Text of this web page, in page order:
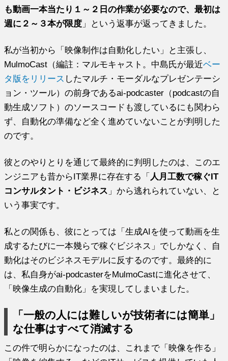
も動画一本当たり１～２日の作業が必要なので、最初は
週に２～３本が限度 」という返事が返ってきました。
私が当初から「映像制作は自動化したい」と主張し、
MulmoCast（編註：マルモキャスト。中島氏が最近ベー
タ版をリリース したマルチ・モーダルなプレゼンテーシ
ョン・ツール）の前身であるai-podcaster（podcastの自
動生成ソフト）のソースコードも渡しているにも関わら
ず、自動化の準備など全く進めていないことが判明した
のです。
彼とのやりとりを通じて最終的に判明したのは、このエ
ンジニアも昔からIT業界に存在する「 人月工数で稼ぐIT
コンサルタント・ビジネス 」から逃れられていない、と
いう事実です。
私との関係も、彼にとっては「生成AIを使って動画を生
成するたびに一本幾らで稼ぐビジネス」でしかなく、自
動化はそのビジネスモデルに反するのです。最終的に
は、私自身がai-podcasterをMulmoCastに進化させて、
「映像生成の自動化」を実現してしまいました。
「一般の人には難しいが技術者には簡単」
な仕事はすべて消滅する
この件で明らかになったのは、これまで「映像を作る」